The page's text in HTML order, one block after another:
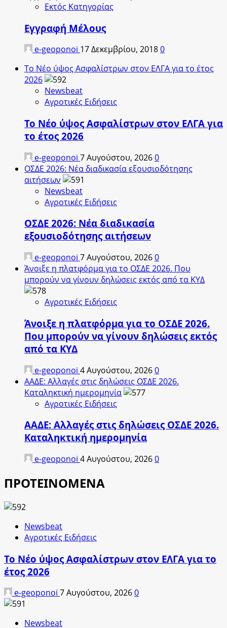
Εκτός Κατηγορίας
Εγγραφή Μέλους
e-geoponoi 17 Δεκεμβρίου, 20180
Το Νέο ύψος Ασφαλίστρων στον ΕΛΓΑ για το έτος
2026
Newsbeat
Αγροτικές Ειδήσεις
Το Νέο ύψος Ασφαλίστρων στον ΕΛΓΑ για
το έτος 2026
e-geoponoi 7 Αυγούστου, 20260
ΟΣΔΕ 2026: Νέα διαδικασία εξουσιοδότησης
αιτήσεων
Newsbeat
Αγροτικές Ειδήσεις
ΟΣΔΕ 2026: Νέα διαδικασία
εξουσιοδότησης αιτήσεων
e-geoponoi 7 Αυγούστου, 20260
Άνοιξε η πλατφόρμα για το ΟΣΔΕ 2026. Που
μπορούν να γίνουν δηλώσεις εκτός από τα ΚΥΔ
Αγροτικές Ειδήσεις
Άνοιξε η πλατφόρμα για το ΟΣΔΕ 2026.
Που μπορούν να γίνουν δηλώσεις εκτός
από τα ΚΥΔ
e-geoponoi 4 Αυγούστου, 20260
ΑΑΔΕ: Αλλαγές στις δηλώσεις ΟΣΔΕ 2026.
Καταληκτική ημερομηνία
Αγροτικές Ειδήσεις
ΑΑΔΕ: Αλλαγές στις δηλώσεις ΟΣΔΕ 2026.
Καταληκτική ημερομηνία
e-geoponoi 4 Αυγούστου, 20260
ΠΡΟΤΕΙΝΟΜΕΝΑ
Newsbeat
Αγροτικές Ειδήσεις
Το Νέο ύψος Ασφαλίστρων στον ΕΛΓΑ για το
έτος 2026
e-geoponoi 7 Αυγούστου, 20260
Newsbeat